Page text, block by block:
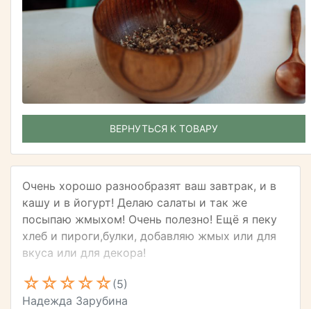
ВЕРНУТЬСЯ К ТОВАРУ
Очень хорошо разнообразят ваш завтрак, и в
кашу и в йогурт! Делаю салаты и так же
посыпаю жмыхом! Очень полезно! Ещё я пеку
хлеб и пироги,булки, добавляю жмых или для
вкуса или для декора!
(5)
Надежда Зарубина